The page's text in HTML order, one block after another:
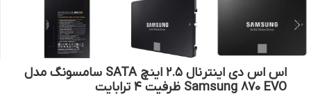
اس اس دی اینترنال ۲.۵ اینچ SATA سامسونگ مدل
Samsung 870 EVO ظرفیت ۴ ترابایت